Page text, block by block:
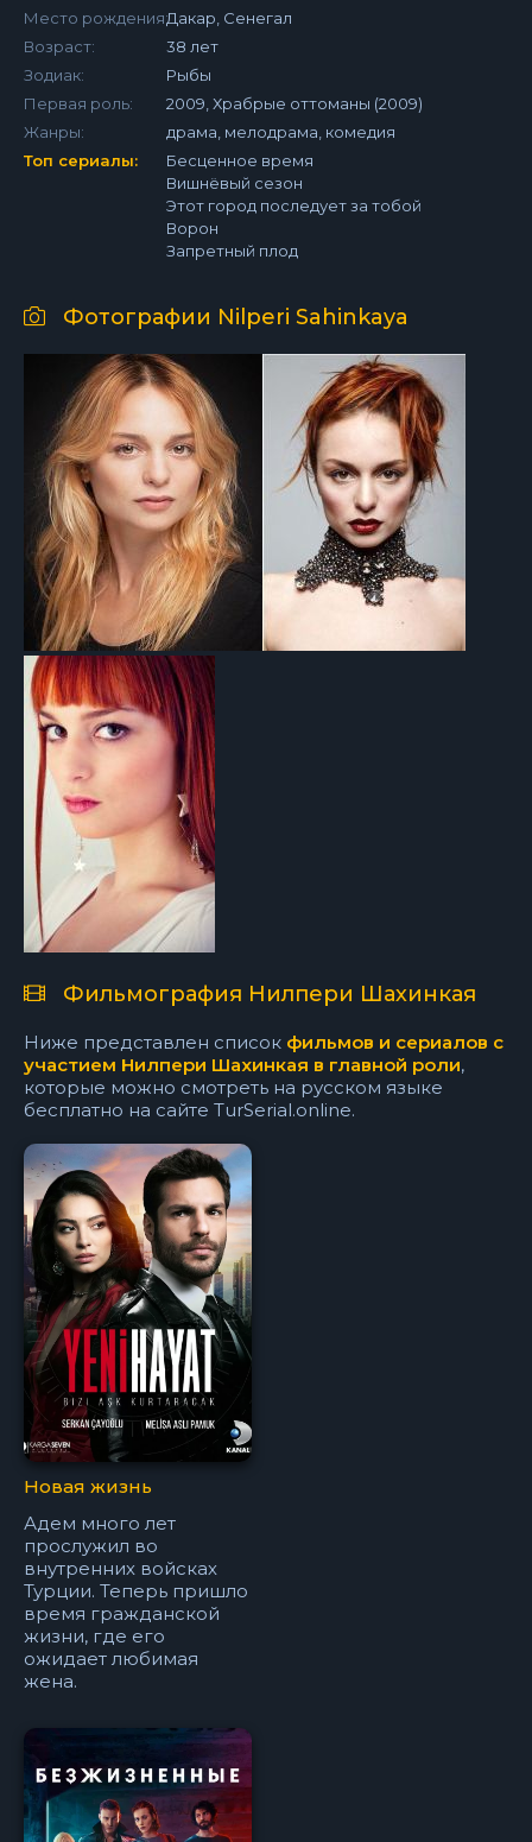
Место рождения:Дакар, Сенегал
Возраст:
38 лет
Зодиак:
Рыбы
Первая роль:
2009, Храбрые оттоманы (2009)
Жанры:
драма, мелодрама, комедия
Топ сериалы:
Бесценное время
Вишнёвый сезон
Этот город последует за тобой
Ворон
Запретный плод
Фотографии Nilperi Sahinkaya
Фильмография Нилпери Шахинкая
Ниже представлен список фильмов и сериалов с
участием Нилпери Шахинкая в главной роли,
которые можно смотреть на русском языке
бесплатно на сайте TurSerial.online.
Новая жизнь
Адем много лет
прослужил во
внутренних войсках
Турции. Теперь пришло
время гражданской
жизни, где его
ожидает любимая
жена.